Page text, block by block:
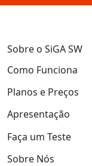
Sobre o SiGA SW
Como Funciona
Planos e Preços
Apresentação
Faça um Teste
Sobre Nós